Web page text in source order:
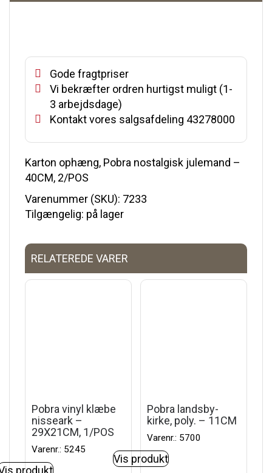
Gode fragtpriser
Vi bekræfter ordren hurtigst muligt (1-
3 arbejdsdage)
Kontakt vores salgsafdeling 43278000
Karton ophæng, Pobra nostalgisk julemand –
40CM, 2/POS
Varenummer (SKU): 7233
Tilgængelig: på lager
RELATEREDE VARER
Pobra vinyl klæbe
nisseark –
29X21CM, 1/POS
Varenr.: 5245
produkt
Pobra landsby-
kirke, poly. – 11CM
Varenr.: 5700
Vis produkt